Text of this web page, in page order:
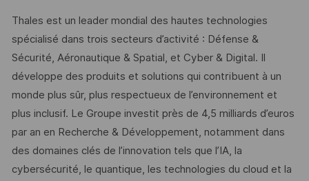
Thales est un leader mondial des hautes technologies
spécialisé dans trois secteurs d’activité : Défense &
Sécurité, Aéronautique & Spatial, et Cyber & Digital. Il
développe des produits et solutions qui contribuent à un
monde plus sûr, plus respectueux de l’environnement et
plus inclusif. Le Groupe investit près de 4,5 milliards d’euros
par an en Recherche & Développement, notamment dans
des domaines clés de l’innovation tels que l’IA, la
cybersécurité, le quantique, les technologies du cloud et la